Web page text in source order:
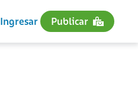
Ingresar Publicar